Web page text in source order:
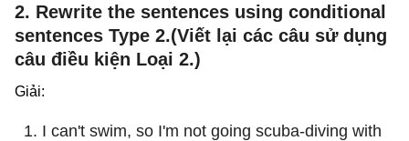
2. Rewrite the sentences using conditional
sentences Type 2.(Viết lại các câu sử dụng
câu điều kiện Loại 2.)
Giải:
I can't swim, so I'm not going scuba-diving with